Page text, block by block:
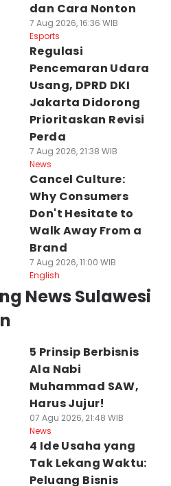
Tips untuk
yang
Memulai
Sambil
Agu 2026, 23:31 WIB
Diduga Dipicu
Obat Nyamuk
di Bombana
News
dan Cara Nonton
7 Aug 2026, 16:36 WIB
Esports
Regulasi
Pencemaran Udara
Usang, DPRD DKI
Jakarta Didorong
Prioritaskan Revisi
Perda
7 Aug 2026, 21:38 WIB
News
Cancel Culture:
Why Consumers
Don't Hesitate to
Walk Away From a
Brand
7 Aug 2026, 11:00 WIB
English
News Sulawesi
5 Prinsip Berbisnis
Ala Nabi
Muhammad SAW,
Harus Jujur!
07 Agu 2026, 21:48 WIB
News
4 Ide Usaha yang
Tak Lekang Waktu:
Peluang Bisnis